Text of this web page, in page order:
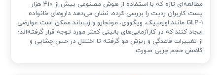
مطالعه‌ای تازه که با استفاده از هوش مصنوعی بیش از ۴۱۰ هزار
پست کاربران ردیت را بررسی کرده، نشان می‌دهد داروهای خانواده
GLP-1 مانند اوزمپیک، ویگووی، مونجارو و زپ‌باند ممکن است عوارضی
ایجاد کنند که در کارآزمایی‌های بالینی کمتر مورد توجه قرار گرفته‌اند؛
از تغییرات قاعدگی و ریزش مو گرفته تا اختلال در حس چشایی و
کاهش حجم چربی صورت.